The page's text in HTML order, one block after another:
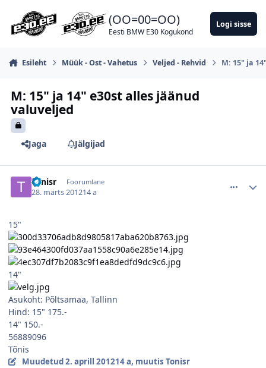
(OO=00=OO)
Eesti BMW E30 Kogukond
Logi sisse
Esileht Müük - Ost - Vahetus Veljed - Rehvid M: 15" ja
M: 15" ja 14" e30st alles jäänud
valuveljed
Jaga Jälgijad
Tonisr Foorumlane
28. märts 201214 a
15"
14"
Asukoht: Põltsamaa, Tallinn
Hind: 15" 175.-
14" 150.-
56889096
Tõnis
Muudetud 2. aprill 201214 a, muutis Tonisr